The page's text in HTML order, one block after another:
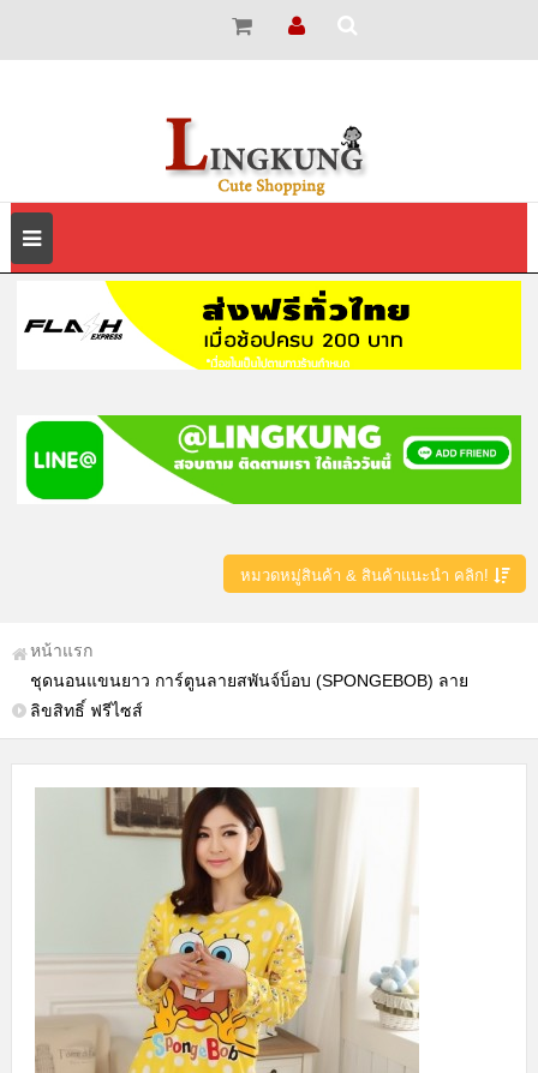
หมวดหมู่สินค้า & สินค้าแนะนำ คลิก!
หน้าแรก
ชุดนอนแขนยาว การ์ตูนลายสพันจ์บ็อบ (SPONGEBOB) ลาย
ลิขสิทธิ์ ฟรีไซส์